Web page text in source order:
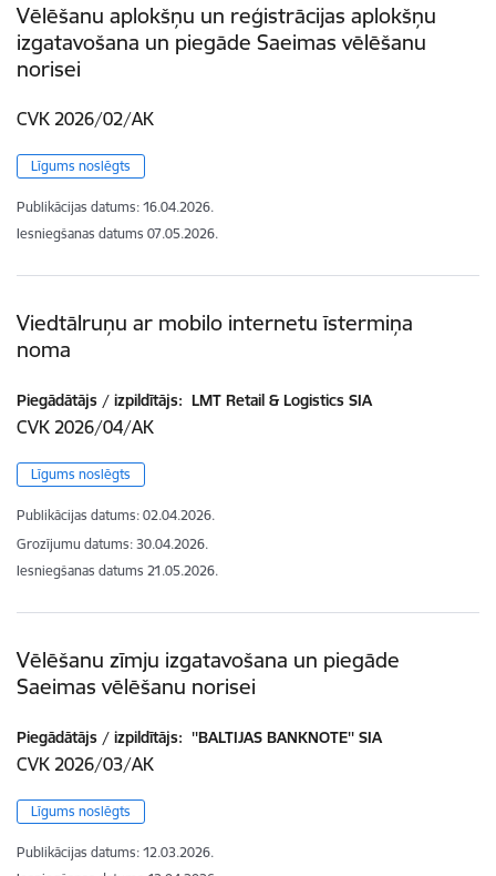
Vēlēšanu aplokšņu un reģistrācijas aplokšņu
izgatavošana un piegāde Saeimas vēlēšanu
norisei
CVK 2026/02/AK
Līgums noslēgts
Publikācijas datums: 16.04.2026.
Iesniegšanas datums 07.05.2026.
Viedtālruņu ar mobilo internetu īstermiņa
noma
Piegādātājs / izpildītājs: LMT Retail & Logistics SIA
CVK 2026/04/AK
Līgums noslēgts
Publikācijas datums: 02.04.2026.
Grozījumu datums: 30.04.2026.
Iesniegšanas datums 21.05.2026.
Vēlēšanu zīmju izgatavošana un piegāde
Saeimas vēlēšanu norisei
Piegādātājs / izpildītājs: ''BALTIJAS BANKNOTE'' SIA
CVK 2026/03/AK
Līgums noslēgts
Publikācijas datums: 12.03.2026.